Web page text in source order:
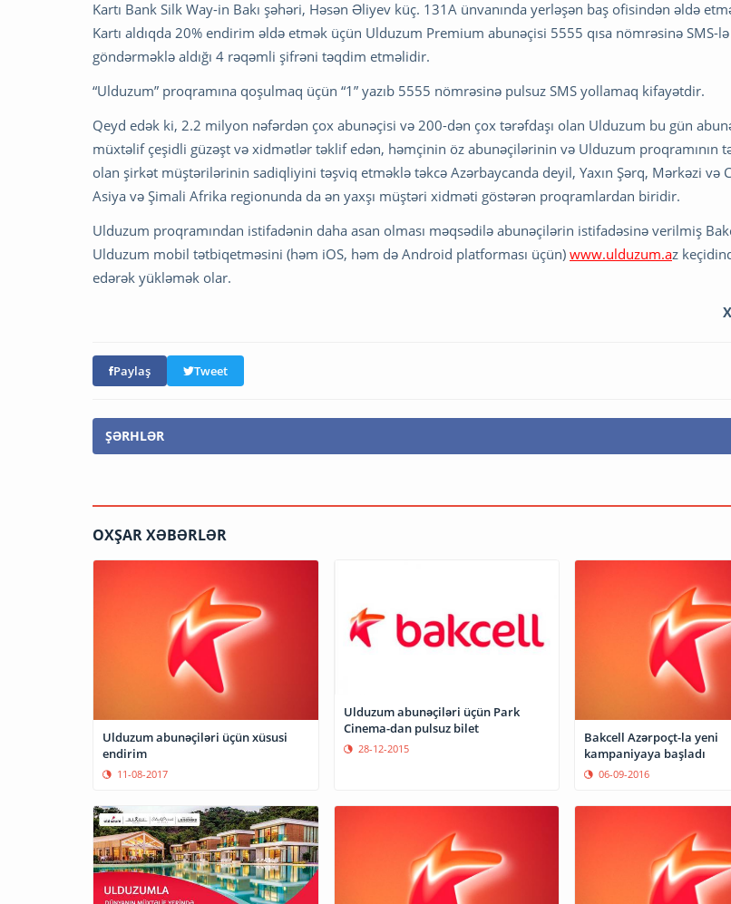
Kartı Bank Silk Way-in Bakı şəhəri, Həsən Əliyev küç. 131A ünvanında yerləşən baş ofisindən əldə
Kartı aldıqda 20% endirim əldə etmək üçün Ulduzum Premium abunəçisi 5555 qısa nömrəsinə SMS-lə
göndərməklə aldığı 4 rəqəmli şifrəni təqdim etməlidir.
“Ulduzum” proqramına qoşulmaq üçün “1” yazıb 5555 nömrəsinə pulsuz SMS yollamaq kifayətdir.
Qeyd edək ki, 2.2 milyon nəfərdən çox abunəçisi və 200-dən çox tərəfdaşı olan Ulduzum bu gün
müxtəlif çeşidli güzəşt və xidmətlər təklif edən, həmçinin öz abunəçilərinin və Ulduzum proqramının
olan şirkət müştərilərinin sadiqliyini təşviq etməklə təkcə Azərbaycanda deyil, Yaxın Şərq, Mərkəzi və
Asiya və Şimali Afrika regionunda da ən yaxşı müştəri xidməti göstərən proqramlardan biridir.
Ulduzum proqramından istifadənin daha asan olması məqsədilə abunəçilərin istifadəsinə verilmiş
Ulduzum mobil tətbiqetməsini (həm iOS, həm də Android platforması üçün) www.ulduzum.az
edərək yükləmək olar.
Paylaş Tweet
ŞƏRHLƏR
OXŞAR XƏBƏRLƏR
Ulduzum abunəçiləri üçün xüsusi
endirim
11-08-2017
Ulduzum abunəçiləri üçün Park
Cinema-dan pulsuz bilet
28-12-2015
Bakcell Azərpoçt-la yeni
kampaniyaya başladı
06-09-2016